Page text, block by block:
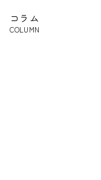
コラム
COLUMN